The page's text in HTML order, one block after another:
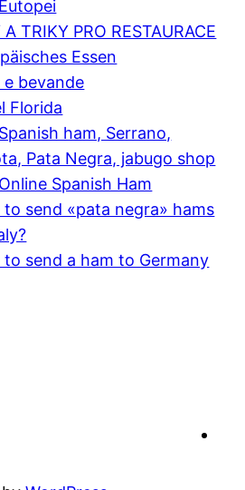
A TRIKY PRO RESTAURACE
Essen
e bevande
Florida
ham, Serrano,
Pata Negra, jabugo shop
Spanish Ham
to send «pata negra» hams
to send a ham to Germany